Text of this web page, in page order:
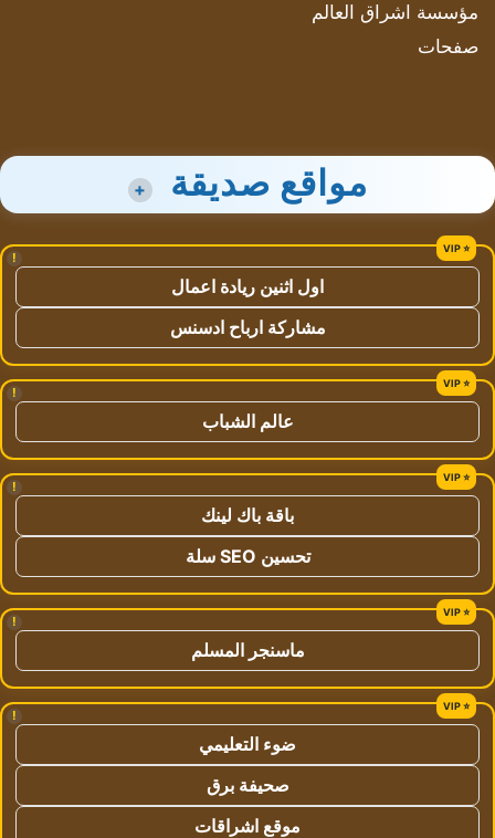
مؤسسة اشراق العالم
صفحات
مواقع صديقة +
!
اول اثنين ريادة اعمال
مشاركة ارباح ادسنس
!
عالم الشباب
!
باقة باك لينك
تحسين SEO سلة
!
ماسنجر المسلم
!
ضوء التعليمي
صحيفة برق
موقع اشراقات